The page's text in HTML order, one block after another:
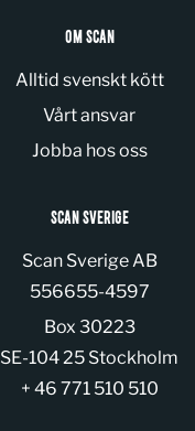
OM SCAN
Alltid svenskt kött
Vårt ansvar
Jobba hos oss
SCAN SVERIGE
Scan Sverige AB
Organization number:
556655-4597
Box 30223
SE-104 25 Stockholm
+ 46 771 510 510